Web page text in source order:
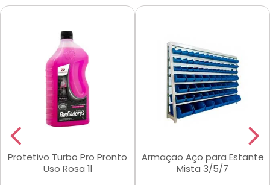
Protetivo Turbo Pro Pronto
Uso Rosa 1l
Armaçao Aço para Estante
Mista 3/5/7